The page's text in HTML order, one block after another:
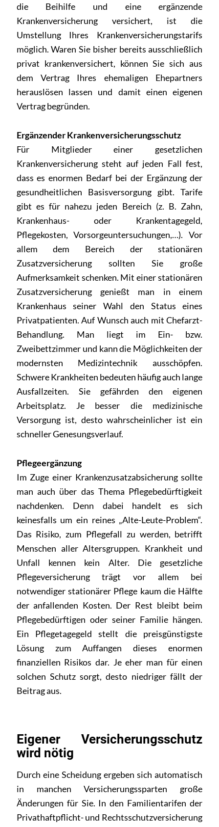
die Beihilfe und eine ergänzende
Krankenversicherung versichert, ist die
Umstellung Ihres Krankenversicherungstarifs
möglich. Waren Sie bisher bereits ausschließlich
privat krankenversichert, können Sie sich aus
dem Vertrag Ihres ehemaligen Ehepartners
herauslösen lassen und damit einen eigenen
Vertrag begründen.
Ergänzender Krankenversicherungsschutz
Für Mitglieder einer gesetzlichen
Krankenversicherung steht auf jeden Fall fest,
dass es enormen Bedarf bei der Ergänzung der
gesundheitlichen Basisversorgung gibt. Tarife
gibt es für nahezu jeden Bereich (z. B. Zahn,
Krankenhaus- oder Krankentagegeld,
Pflegekosten, Vorsorgeuntersuchungen,…). Vor
allem dem Bereich der stationären
Zusatzversicherung sollten Sie große
Aufmerksamkeit schenken. Mit einer stationären
Zusatzversicherung genießt man in einem
Krankenhaus seiner Wahl den Status eines
Privatpatienten. Auf Wunsch auch mit Chefarzt-
Behandlung. Man liegt im Ein- bzw.
Zweibettzimmer und kann die Möglichkeiten der
modernsten Medizintechnik ausschöpfen.
Schwere Krankheiten bedeuten häufig auch lange
Ausfallzeiten. Sie gefährden den eigenen
Arbeitsplatz. Je besser die medizinische
Versorgung ist, desto wahrscheinlicher ist ein
schneller Genesungsverlauf.
Pflegeergänzung
Im Zuge einer Krankenzusatzabsicherung sollte
man auch über das Thema Pflegebedürftigkeit
nachdenken. Denn dabei handelt es sich
keinesfalls um ein reines „Alte-Leute-Problem“.
Das Risiko, zum Pflegefall zu werden, betrifft
Menschen aller Altersgruppen. Krankheit und
Unfall kennen kein Alter. Die gesetzliche
Pflegeversicherung trägt vor allem bei
notwendiger stationärer Pflege kaum die Hälfte
der anfallenden Kosten. Der Rest bleibt beim
Pflegebedürftigen oder seiner Familie hängen.
Ein Pflegetagegeld stellt die preisgünstigste
Lösung zum Auffangen dieses enormen
finanziellen Risikos dar. Je eher man für einen
solchen Schutz sorgt, desto niedriger fällt der
Beitrag aus.
Eigener Versicherungsschutz
wird nötig
Durch eine Scheidung ergeben sich automatisch
in manchen Versicherungssparten große
Änderungen für Sie. In den Familientarifen der
Privathaftpflicht- und Rechtsschutzversicherung